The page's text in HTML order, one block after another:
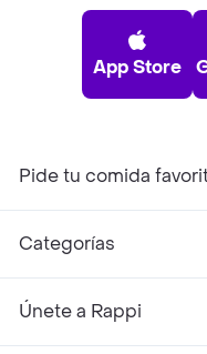
App Store
Pide tu comida
Categorías
Únete a Rappi